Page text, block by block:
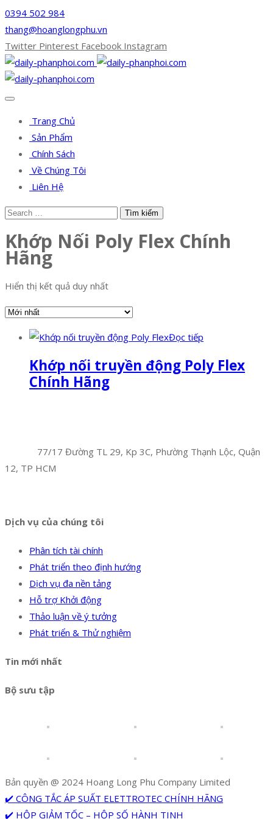
0394 502 984
thang@hoanglongphu.vn
Twitter Pinterest Facebook Instagram
Trang Chủ
Sản Phẩm
Chính Sách
Về Chúng Tôi
Liên Hệ
Khớp Nối Poly Flex Chính
Hãng
Hiển thị kết quả duy nhất
Đọc tiếp
Khớp nối truyền động Poly Flex
Chính Hãng
77/17 Đường TL 29, Kp 3C, Phường Thạnh Lộc, Quận
12, TP HCM
Dịch vụ của chúng tôi
Phân tích tài chính
Phát triển theo định hướng
Dịch vụ đa nền tảng
Hỗ trợ Khởi động
Thảo luận về ý tưởng
Phát triển & Thử nghiệm
Tin mới nhất
Bộ sưu tập
Bản quyền @ 2024 Hoang Long Phu Company Limited
✔️ CÔNG TẮC ÁP SUẤT ELETTROTEC CHÍNH HÃNG
✔️ HỘP GIẢM TỐC – HỘP SỐ HÀNH TINH